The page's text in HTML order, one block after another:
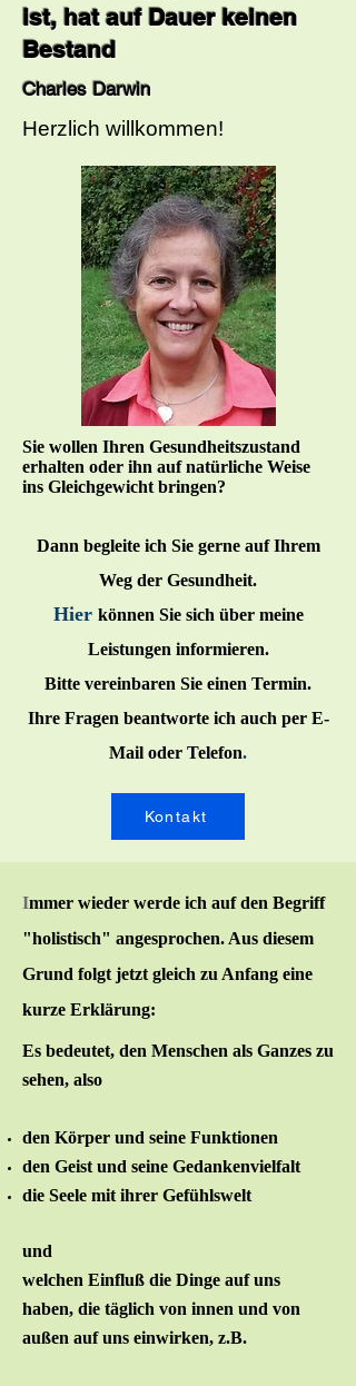
ist, hat auf Dauer keinen
Bestand
Charles Darwin
Herzlich willkommen!
Sie wollen Ihren Gesundheitszustand
erhalten oder ihn auf natürliche Weise
ins Gleichgewicht bringen?
Dann begleite ich Sie gerne auf Ihrem
Weg der Gesundheit.
Hier können Sie sich über meine
Leistungen informieren.
Bitte vereinbaren Sie einen Termin.
Ihre Fragen beantworte ich auch per E-
Mail oder Telefon.
Kontakt
Immer wieder werde ich auf den Begriff
"holistisch" angesprochen. Aus diesem
Grund folgt jetzt gleich zu Anfang eine
kurze Erklärung:
Es bedeutet, den Menschen als Ganzes zu
sehen, also
den Körper und seine Funktionen
den Geist und seine Gedankenvielfalt
die Seele mit ihrer Gefühlswelt
und
welchen Einfluß die Dinge auf uns
haben, die täglich von innen und von
außen auf uns einwirken, z.B.